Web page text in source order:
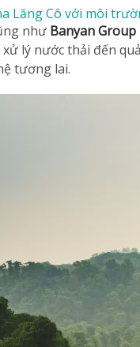
Lăng Cô với môi
như Banyan Group
lý nước thải đến
tương lai.